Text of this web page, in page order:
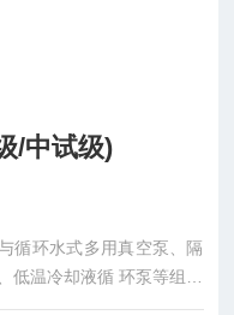
/中试级)
循环水式多用真空泵、隔
低温冷却液循 环泵等组成